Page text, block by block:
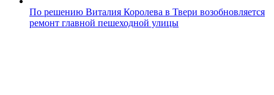
По решению Виталия Королева в Твери возобновляется
ремонт главной пешеходной улицы